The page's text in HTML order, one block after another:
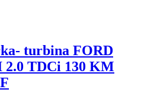
turbina FORD
TDCi 130 KM